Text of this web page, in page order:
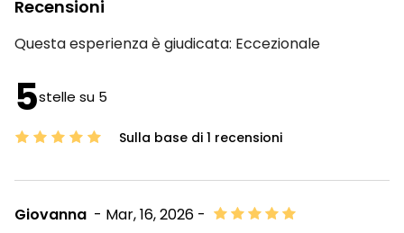
Recensioni
Questa esperienza è giudicata: Eccezionale
5stelle su 5
Sulla base di 1 recensioni
- Mar, 16, 2026 -
Giovanna